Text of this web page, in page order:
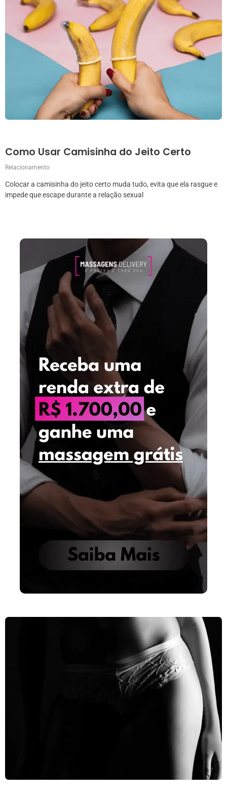
Como Usar Camisinha do Jeito Certo
Relacionamento
Colocar a camisinha do jeito certo muda tudo, evita que ela rasgue e
impede que escape durante a relação sexual